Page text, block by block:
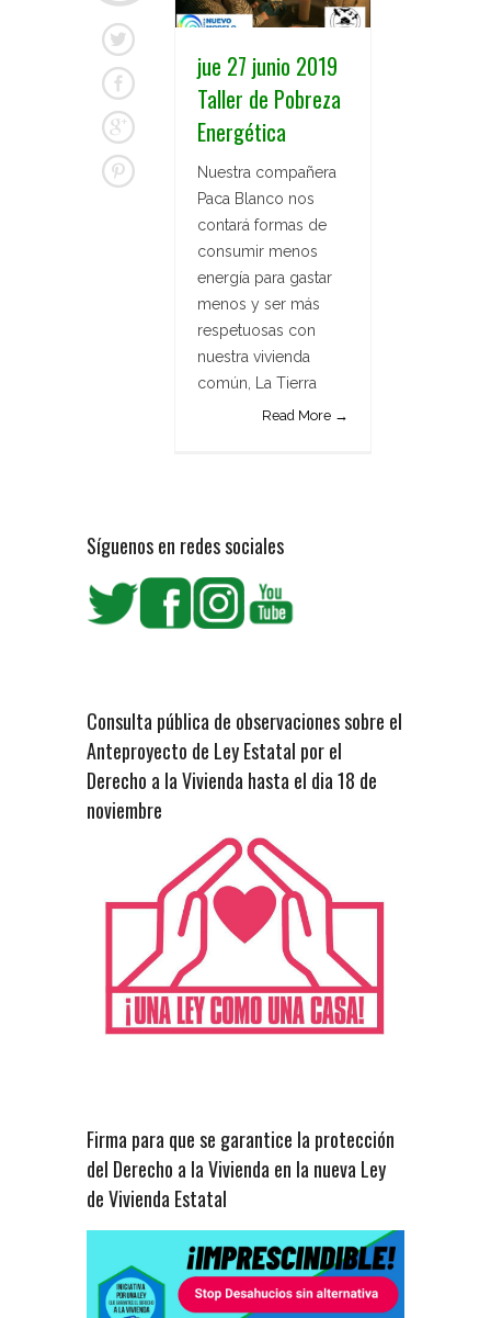
jue 27 junio 2019
Taller de Pobreza
Energética
Nuestra compañera
Paca Blanco nos
contará formas de
consumir menos
energía para gastar
menos y ser más
respetuosas con
nuestra vivienda
común, La Tierra
Read More →
Síguenos en redes sociales
Consulta pública de observaciones sobre el
Anteproyecto de Ley Estatal por el
Derecho a la Vivienda hasta el dia 18 de
noviembre
Firma para que se garantice la protección
del Derecho a la Vivienda en la nueva Ley
de Vivienda Estatal